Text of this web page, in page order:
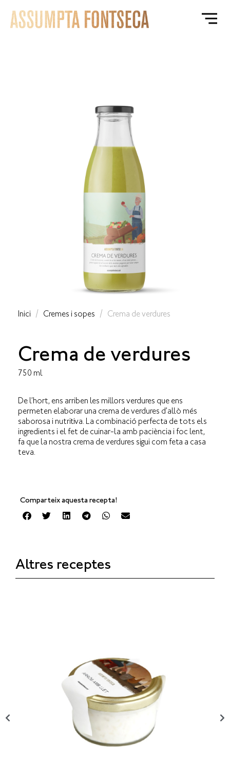
Inici / Cremes i sopes / Crema de verdures
Crema de verdures
750 ml
De l’hort, ens arriben les millors verdures que ens
permeten elaborar una crema de verdures d’allò més
saborosa i nutritiva. La combinació perfecta de tots els
ingredients i el fet de cuinar-la amb paciència i foc lent,
fa que la nostra crema de verdures sigui com feta a casa
teva.
Comparteix aquesta recepta!
Altres receptes